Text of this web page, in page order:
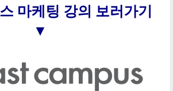
마케팅 강의 보러가기
▼